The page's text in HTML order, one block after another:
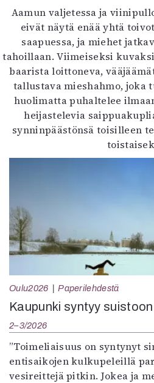
Aamun valjetessa ja
eivät näytä enää yhtä
saapuessa, ja miehet
tahoillaan. Viimeiseksi
baarista loittoneva,
tallustava mieshahmo, joka
huolimatta puhaltelee
heijastelevia
synninpäästönsä toisilleen
Oulu2026 Paperilehdestä
Kaupunki syntyy suistoon
2–3/2026
”Toimeliaisuus on syntynyt
entisaikojen kulkupeleillä
vesireittejä pitkin. Jokea ja